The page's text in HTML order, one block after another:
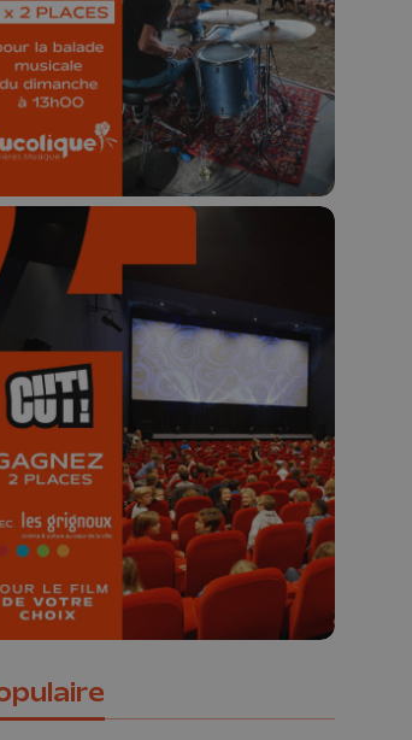
Concours valable jusqu'au 9 août,
23h59.
🎬 Concours CUT x
Les Grignoux ✨
Concours permanent - 2 places à
gagner chaque semaine !